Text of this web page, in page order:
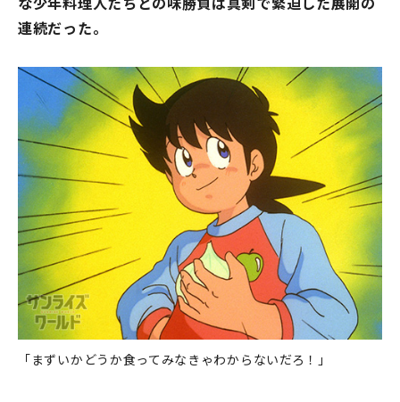
連続だった。
「まずいかどうか食ってみなきゃわからないだろ！」